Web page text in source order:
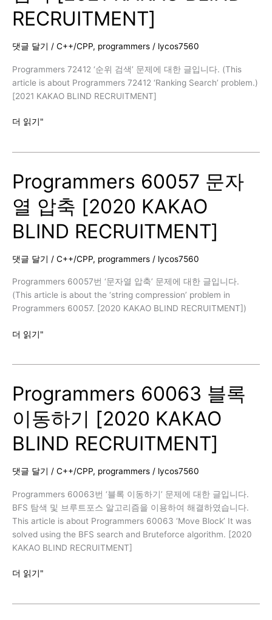
KAKAO
BLIND
RECRUITMENT]
RECRUITMENT]
댓글 달기 / C++/CPP, programmers / lycos7560
Programmers 72412 ‘순위 검색’ 문제에 대한 글입니다. (This
article is about Programmers 72412 ‘Ranking Search’ problem.)
[2021 KAKAO BLIND RECRUITMENT]
Programmers
검
색
[2021
KAKAO
BLIND
RECRUITMENT]
더 읽기"
Programmers 60057 문자
열 압축 [2020 KAKAO
BLIND RECRUITMENT]
댓글 달기 / C++/CPP, programmers / lycos7560
Programmers 60057번 ‘문자열 압축’ 문제에 대한 글입니다.
(This article is about the ‘string compression’ problem in
Programmers 60057. [2020 KAKAO BLIND RECRUITMENT])
Programmers
열
압
축
[2020
KAKAO
RECRUITMENT]
더 읽기"
Programmers 60063 블록
이동하기 [2020 KAKAO
BLIND RECRUITMENT]
댓글 달기 / C++/CPP, programmers / lycos7560
Programmers 60063번 ‘블록 이동하기’ 문제에 대한 글입니다.
BFS 탐색 및 브루트포스 알고리즘을 이용하여 해결하였습니다.
This article is about Programmers 60063 ‘Move Block’ It was
solved using the BFS search and Bruteforce algorithm. [2020
KAKAO BLIND RECRUITMENT]
Programmers
더 읽기"